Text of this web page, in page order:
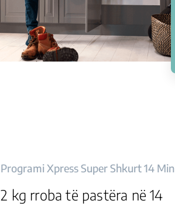
Programi Xpress Super Shkurt 14 Min
2 kg rroba të pastëra në 14